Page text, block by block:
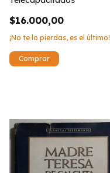
$16.000,00
¡No te lo pierdas, es el último!